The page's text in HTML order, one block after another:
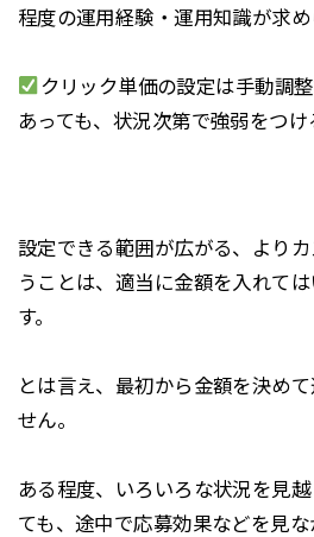
程度の運用経験・運用知識が求め
クリック単価の設定は手動調
あっても、状況次第で強弱をつけ
設定できる範囲が広がる、より
うことは、適当に金額を入れて
す。
とは言え、最初から金額を決め
せん。
ある程度、いろいろな状況を見
ても、途中で応募効果などを見